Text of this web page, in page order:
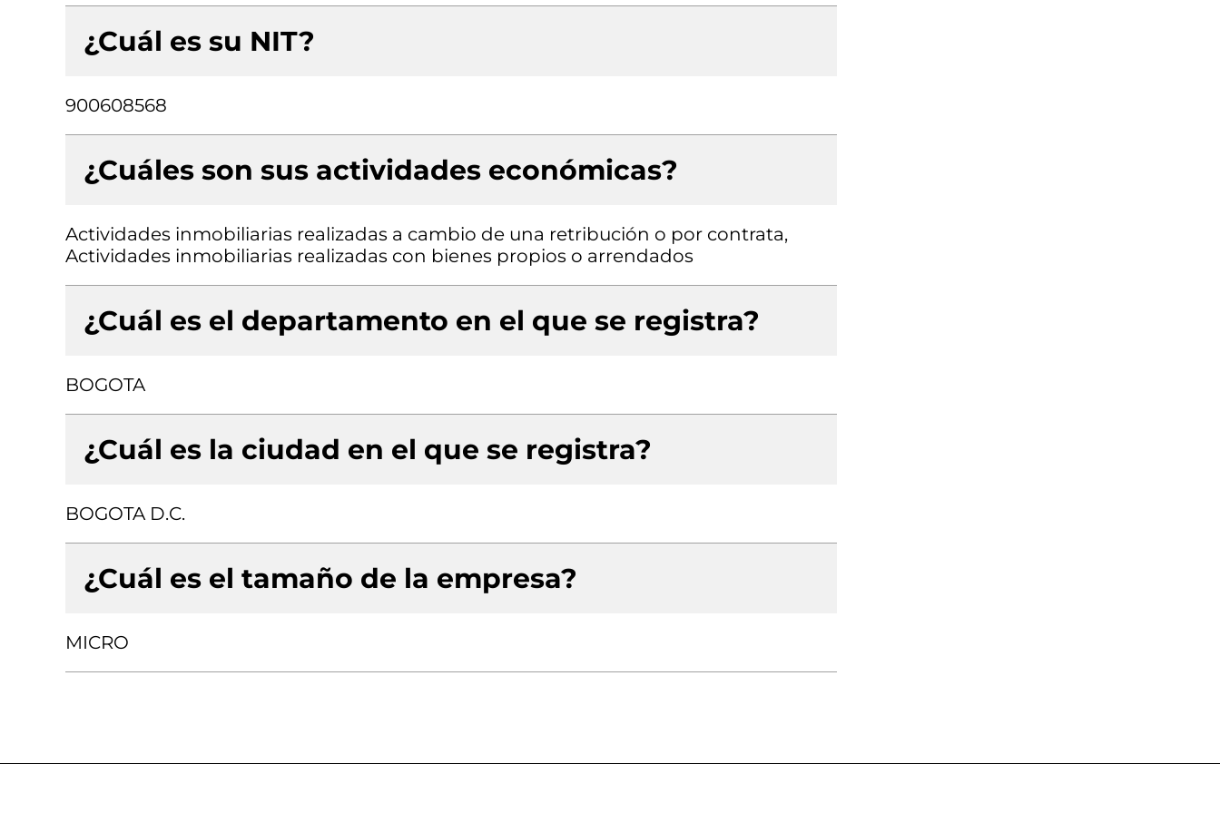
¿Cuál es su NIT?
900608568
¿Cuáles son sus actividades económicas?
Actividades inmobiliarias realizadas a cambio de una retribución o por contrata,
Actividades inmobiliarias realizadas con bienes propios o arrendados
¿Cuál es el departamento en el que se registra?
BOGOTA
¿Cuál es la ciudad en el que se registra?
BOGOTA D.C.
¿Cuál es el tamaño de la empresa?
MICRO